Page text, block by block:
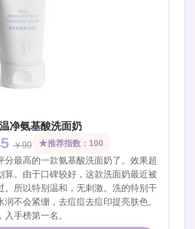
温净氨基酸洗面奶
￥99 推荐指数：100
分最高的一款氨基酸洗面奶了。效果超
算。由于口碑较好，这款洗面奶最近被
。所以特别温和，无刺激。洗的特别干
不会紧绷，去痘痘去痘印提亮肤色。
手榜第一名。